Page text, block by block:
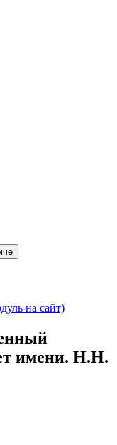
на сайт)
имени. Н.Н.